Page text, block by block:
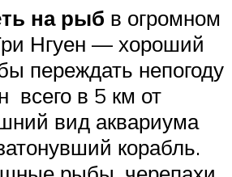
на рыб в огромном
Нгуен — хороший
переждать непогоду
всего в 5 км от
вид аквариума
корабль.